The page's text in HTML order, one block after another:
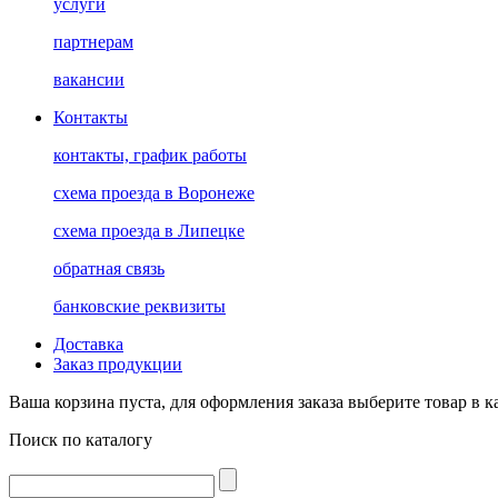
услуги
партнерам
вакансии
Контакты
контакты, график работы
схема проезда в Воронеже
схема проезда в Липецке
обратная связь
банковские реквизиты
Доставка
Заказ продукции
Ваша корзина пуста, для оформления заказа выберите товар в
Поиск по каталогу